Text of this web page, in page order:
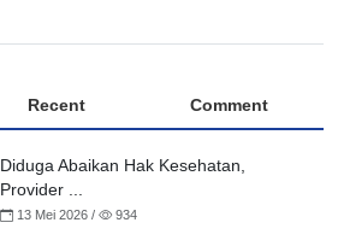
Recent Comment
Diduga Abaikan Hak Kesehatan,
Provider ...
13 Mei 2026 / 934